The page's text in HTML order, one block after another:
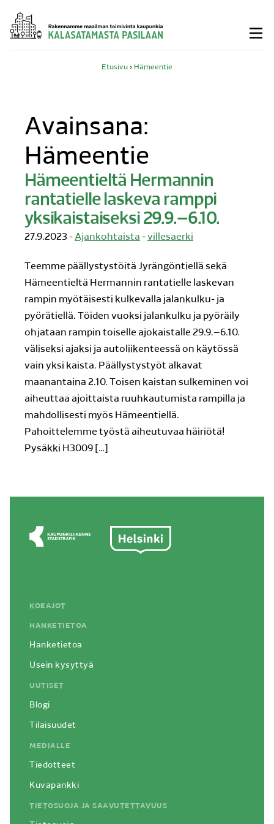
Siirry
sisältöön
Etusivu › Hämeentie
Avainsana:
Hämeentie
Hämeentieltä Hermannin
rantatielle laskeva ramppi
yksikaistaiseksi 29.9.–6.10.
27.9.2023 -Ajankohtaista -villesaerki
Teemme päällystystöitä Jyrängöntiellä sekä
Hämeentieltä Hermannin rantatielle laskevan
rampin myötäisesti kulkevalla jalankulku- ja
pyörätiellä. Töiden vuoksi jalankulku ja pyöräily
ohjataan rampin toiselle ajokaistalle 29.9.–6.10.
väliseksi ajaksi ja autoliikenteessä on käytössä
vain yksi kaista. Päällystystyöt alkavat
maanantaina 2.10. Toisen kaistan sulkeminen voi
aiheuttaa ajoittaista ruuhkautumista rampilla ja
mahdollisesti myös Hämeentiellä.
Pahoittelemme työstä aiheutuvaa häiriötä!
Pysäkki H3009 […]
KOEAJOT
HANKETIETOA
Hanketietoa
Usein kysyttyä
UUTISET
Blogi
Tilaisuudet
MEDIALLE
Tiedotteet
Kuvapankki
TIETOSUOJA JA SAAVUTETTAVUUS